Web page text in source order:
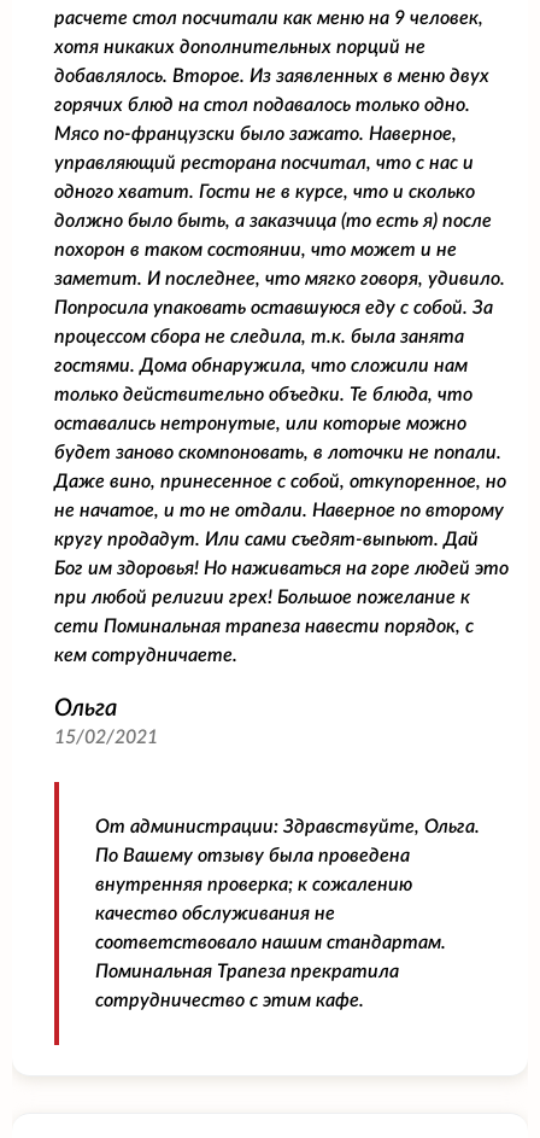
расчете стол посчитали как меню на 9 человек,
хотя никаких дополнительных порций не
добавлялось. Второе. Из заявленных в меню двух
горячих блюд на стол подавалось только одно.
Мясо по-французски было зажато. Наверное,
управляющий ресторана посчитал, что с нас и
одного хватит. Гости не в курсе, что и сколько
должно было быть, а заказчица (то есть я) после
похорон в таком состоянии, что может и не
заметит. И последнее, что мягко говоря, удивило.
Попросила упаковать оставшуюся еду с собой. За
процессом сбора не следила, т.к. была занята
гостями. Дома обнаружила, что сложили нам
только действительно объедки. Те блюда, что
оставались нетронутые, или которые можно
будет заново скомпоновать, в лоточки не попали.
Даже вино, принесенное с собой, откупоренное, но
не начатое, и то не отдали. Наверное по второму
кругу продадут. Или сами съедят-выпьют. Дай
Бог им здоровья! Но наживаться на горе людей это
при любой религии грех! Большое пожелание к
сети Поминальная трапеза навести порядок, с
кем сотрудничаете.
Ольга
15/02/2021
От администрации: Здравствуйте, Ольга.
По Вашему отзыву была проведена
внутренняя проверка; к сожалению
качество обслуживания не
соответствовало нашим стандартам.
Поминальная Трапеза прекратила
сотрудничество с этим кафе.